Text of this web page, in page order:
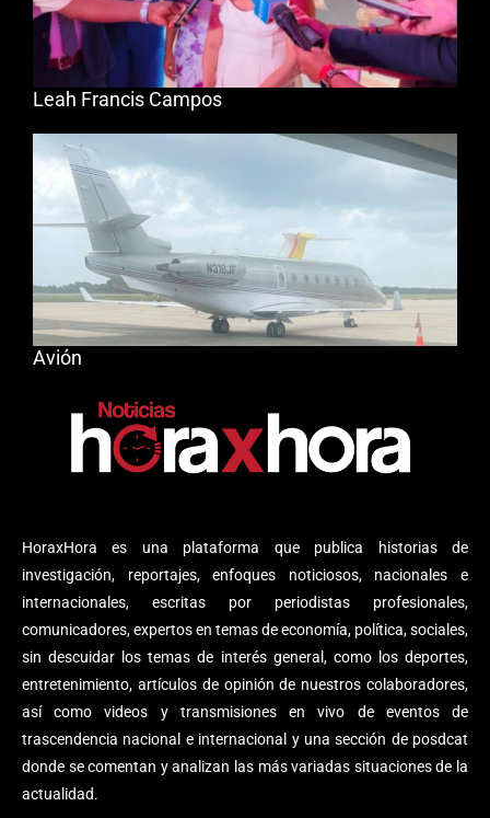
HoraxHora es una plataforma que publica historias de
investigación, reportajes, enfoques noticiosos, nacionales e
internacionales, escritas por periodistas profesionales,
comunicadores, expertos en temas de economía, política, sociales,
sin descuidar los temas de interés general, como los deportes,
entretenimiento, artículos de opinión de nuestros colaboradores,
así como videos y transmisiones en vivo de eventos de
trascendencia nacional e internacional y una sección de posdcat
donde se comentan y analizan las más variadas situaciones de la
actualidad.
Leah Francis Campos
Avión